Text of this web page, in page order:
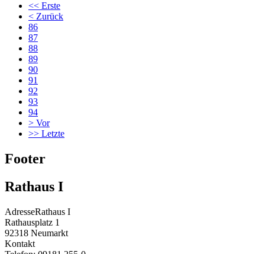
<< Erste
< Zurück
86
87
88
89
90
91
92
93
94
> Vor
>> Letzte
Footer
Rathaus I
AdresseRathaus I
Rathausplatz 1
92318 Neumarkt
Kontakt